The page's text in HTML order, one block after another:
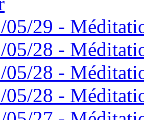
05/29 -
05/28 -
05/28 -
05/28 -